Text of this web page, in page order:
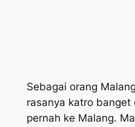
Sebagai orang
rasanya katro banget
pernah ke Malang.